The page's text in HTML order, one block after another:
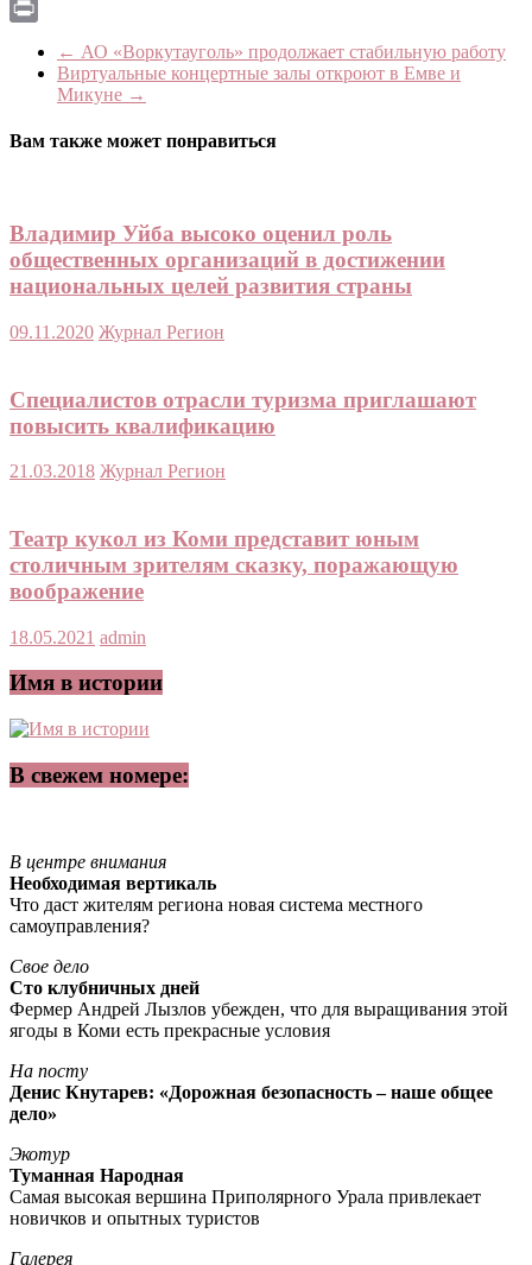
Email
← АО «Воркутауголь» продолжает стабильную работу
Виртуальные концертные залы откроют в Емве и
Микуне →
Вам также может понравиться
Владимир Уйба высоко оценил роль
общественных организаций в достижении
национальных целей развития страны
09.11.2020 Журнал Регион
Специалистов отрасли туризма приглашают
повысить квалификацию
21.03.2018 Журнал Регион
Театр кукол из Коми представит юным
столичным зрителям сказку, поражающую
воображение
18.05.2021 admin
Имя в истории
В свежем номере:
В центре внимания
Необходимая вертикаль
Что даст жителям региона новая система местного
самоуправления?
Свое дело
Сто клубничных дней
Фермер Андрей Лызлов убежден, что для выращивания этой
ягоды в Коми есть прекрасные условия
На посту
Денис Кнутарев: «Дорожная безопасность – наше общее
дело»
Экотур
Туманная Народная
Самая высокая вершина Приполярного Урала привлекает
новичков и опытных туристов
Галерея